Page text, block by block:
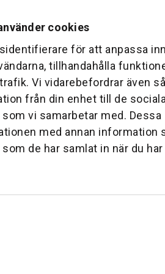
cookies
för att anpassa
tillhandahålla
Vi vidarebefordrar även
från din enhet till de
vi samarbetar med. Dessa
med annan information
de har samlat in när du